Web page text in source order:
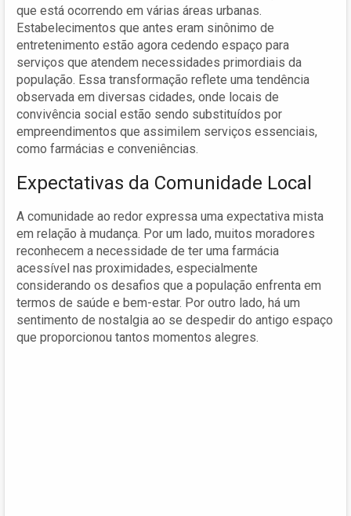
que está ocorrendo em várias áreas urbanas.
Estabelecimentos que antes eram sinônimo de
entretenimento estão agora cedendo espaço para
serviços que atendem necessidades primordiais da
população. Essa transformação reflete uma tendência
observada em diversas cidades, onde locais de
convivência social estão sendo substituídos por
empreendimentos que assimilem serviços essenciais,
como farmácias e conveniências.
Expectativas da Comunidade Local
A comunidade ao redor expressa uma expectativa mista
em relação à mudança. Por um lado, muitos moradores
reconhecem a necessidade de ter uma farmácia
acessível nas proximidades, especialmente
considerando os desafios que a população enfrenta em
termos de saúde e bem-estar. Por outro lado, há um
sentimento de nostalgia ao se despedir do antigo espaço
que proporcionou tantos momentos alegres.